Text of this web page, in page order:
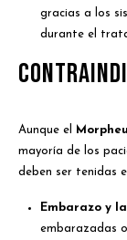
gracias a los
durante el
Aunque el
mayoría de los
deben ser tenidas
Embarazo y
embarazadas